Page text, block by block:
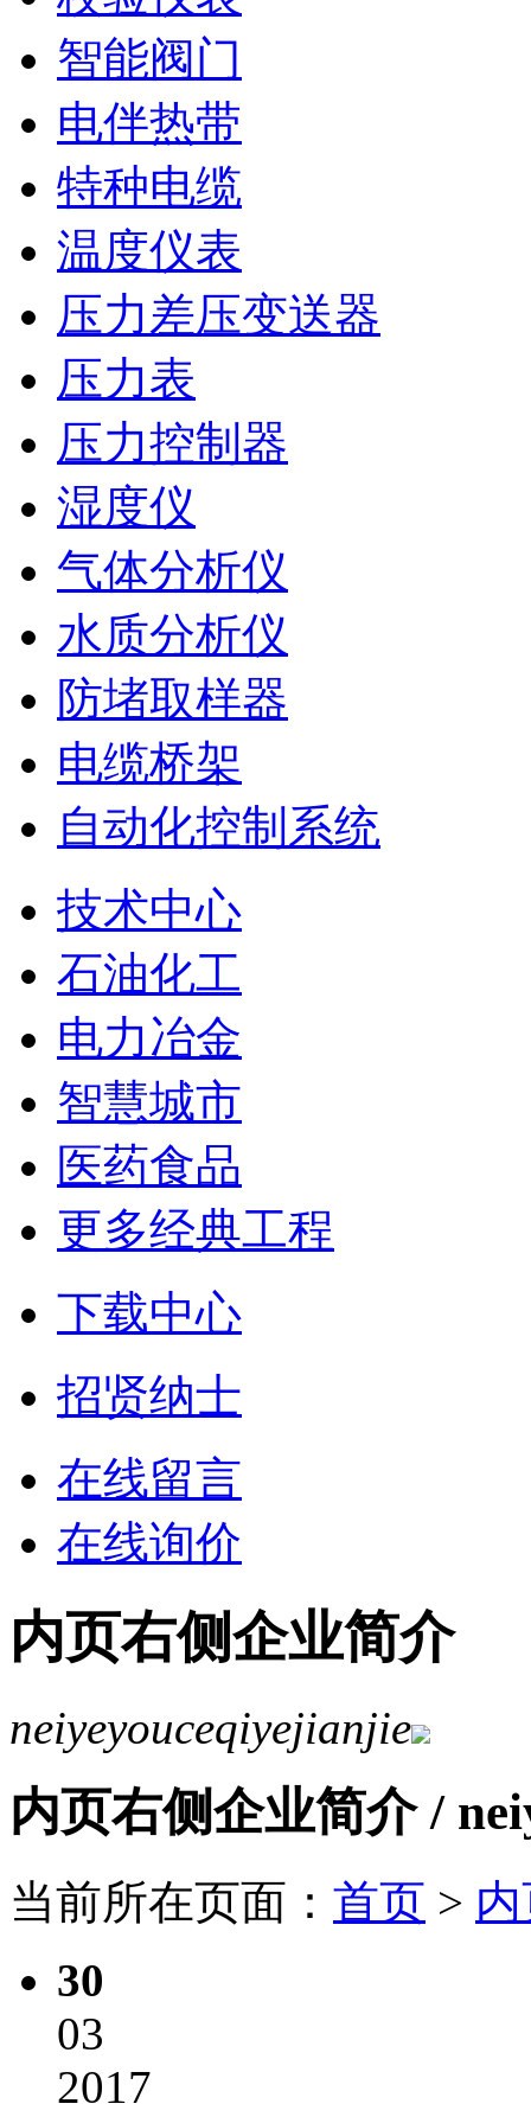
智能阀门
电伴热带
特种电缆
温度仪表
压力差压变送器
压力表
压力控制器
湿度仪
气体分析仪
水质分析仪
防堵取样器
电缆桥架
自动化控制系统
技术中心
石油化工
电力冶金
智慧城市
医药食品
更多经典工程
下载中心
招贤纳士
在线留言
在线询价
内页右侧企业简介
neiyeyouceqiyejianjie
内页右侧企业简介 /
当前所在页面： 首页 >
30
03
2017